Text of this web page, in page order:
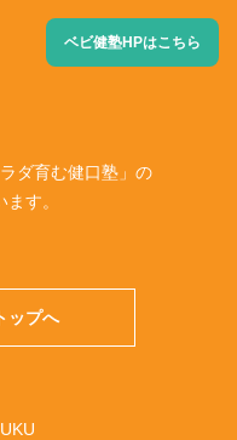
ベビ健塾HPはこちら
ダ育む健口塾」の
す。
ップへ